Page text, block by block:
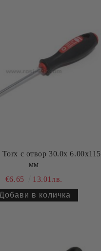
Torx с отвор 30.0х 6.00х115
мм
€6.65
13.01лв.